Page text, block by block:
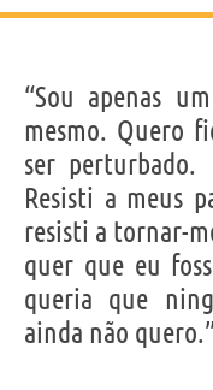
“Sou apenas
mesmo. Quero
ser perturbado.
Resisti a meus
resisti a tornar-
quer que eu
queria que
ainda não quero.”